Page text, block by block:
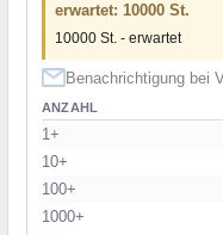
erwartet: 10000 St.
10000 St. - erwartet
Benachrichtigung bei
ANZAHL
1+
10+
100+
1000+